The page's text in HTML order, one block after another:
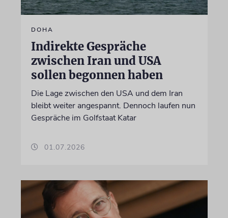
DOHA
Indirekte Gespräche
zwischen Iran und USA
sollen begonnen haben
Die Lage zwischen den USA und dem Iran
bleibt weiter angespannt. Dennoch laufen nun
Gespräche im Golfstaat Katar
01.07.2026